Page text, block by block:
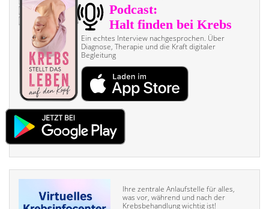
Ein echtes Interview nach­gesprochen. Über
Diagnose, Therapie und die Kraft digitaler
Begleitung
Ihre zentrale Anlaufstelle für alles,
was vor, während und nach der
Krebsbehandlung wichtig ist!